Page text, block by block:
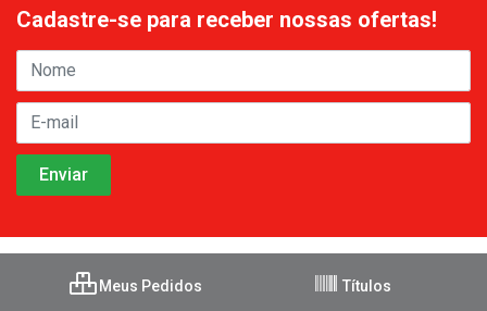
Cadastre-se para receber nossas ofertas!
Meus Pedidos Títulos